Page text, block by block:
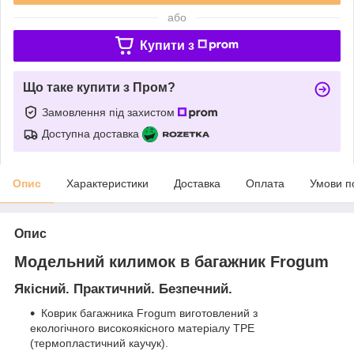
або
Купити з
Що таке купити з Пром?
Замовлення під захистом
Доступна доставка
Опис Характеристики Доставка Оплата Умови
Опис
Модельний килимок в багажник Frogum
Якісний. Практичний. Безпечний.
Коврик багажника Frogum виготовлений з
екологічного високоякісного матеріалу TPE
(термопластичний каучук).